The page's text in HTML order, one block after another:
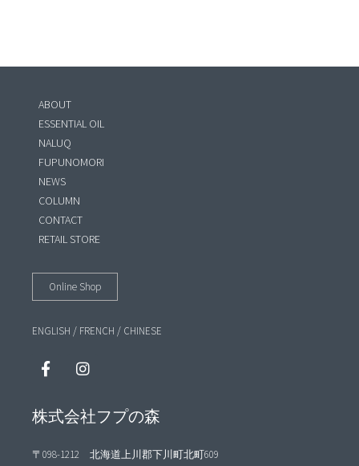
ABOUT
ESSENTIAL OIL
NALUQ
FUPUNOMORI
NEWS
COLUMN
CONTACT
RETAIL STORE
Online Shop
ENGLISH / FRENCH / CHINESE
株式会社フプの森
〒098-1212 北海道上川郡下川町北町609